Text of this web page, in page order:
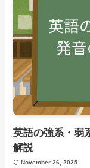
英語の強系・弱
解説
November 26, 2025